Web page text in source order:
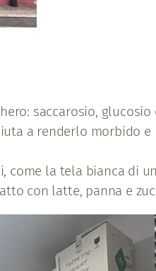
saccarosio, glucosio
a renderlo morbido
la tela bianca di
con latte, panna e